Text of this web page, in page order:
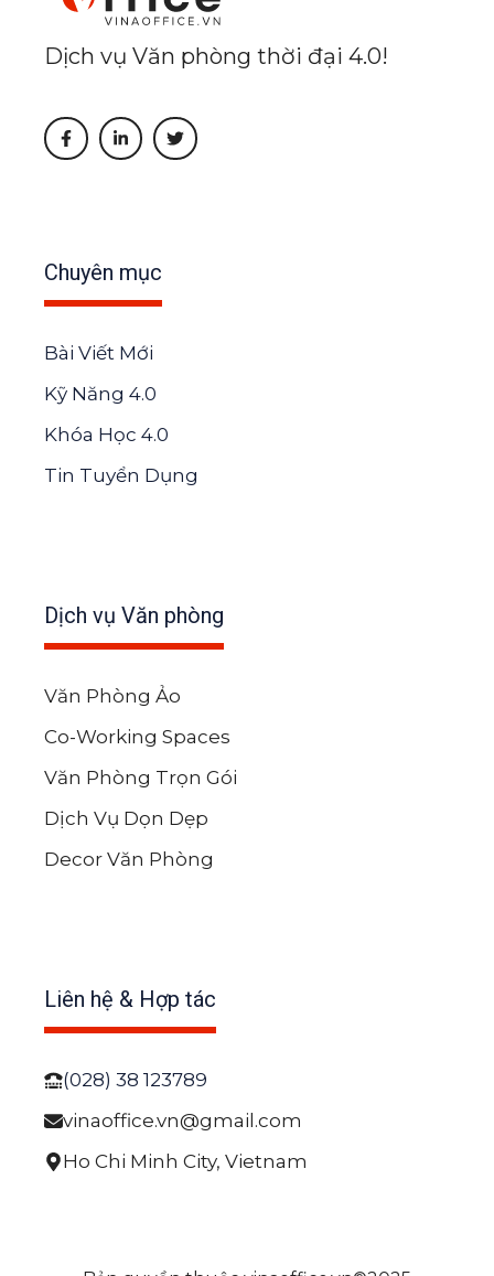
Dịch vụ Văn phòng thời đại 4.0!
Chuyên mục
Bài Viết Mới
Kỹ Năng 4.0
Khóa Học 4.0
Tin Tuyển Dụng
Dịch vụ Văn phòng
Văn Phòng Ảo
Co-Working Spaces
Văn Phòng Trọn Gói
Dịch Vụ Dọn Dẹp
Decor Văn Phòng
Liên hệ & Hợp tác
(028) 38 123789
vinaoffice.vn@gmail.com
Ho Chi Minh City, Vietnam